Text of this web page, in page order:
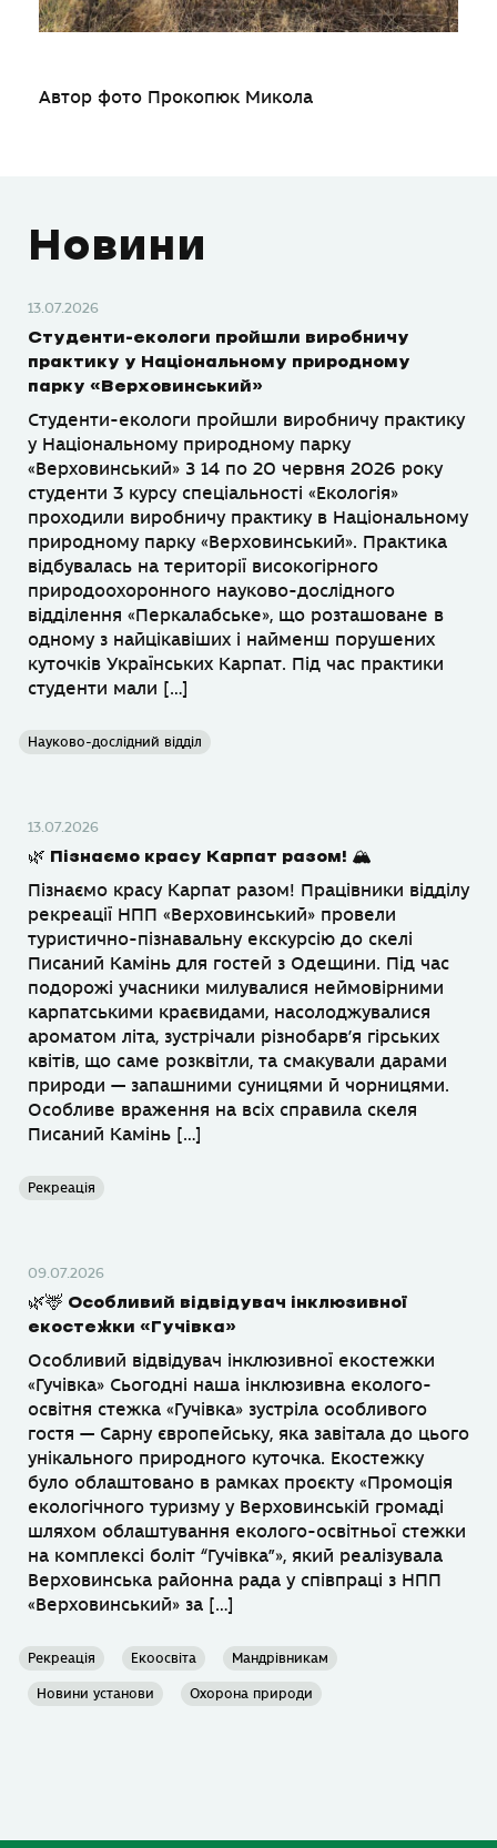
Автор фото Прокопюк Микола
Новини
13.07.2026
Студенти-екологи пройшли виробничу
практику у Національному природному
парку «Верховинський»
Студенти-екологи пройшли виробничу практику
у Національному природному парку
«Верховинський» З 14 по 20 червня 2026 року
студенти 3 курсу спеціальності «Екологія»
проходили виробничу практику в Національному
природному парку «Верховинський». Практика
відбувалась на території високогірного
природоохоронного науково-дослідного
відділення «Перкалабське», що розташоване в
одному з найцікавіших і найменш порушених
куточків Українських Карпат. Під час практики
студенти мали […]
Науково-дослідний відділ
13.07.2026
🌿 Пізнаємо красу Карпат разом! 🏔
Пізнаємо красу Карпат разом! Працівники відділу
рекреації НПП «Верховинський» провели
туристично-пізнавальну екскурсію до скелі
Писаний Камінь для гостей з Одещини. Під час
подорожі учасники милувалися неймовірними
карпатськими краєвидами, насолоджувалися
ароматом літа, зустрічали різнобарв’я гірських
квітів, що саме розквітли, та смакували дарами
природи — запашними суницями й чорницями.
Особливе враження на всіх справила скеля
Писаний Камінь […]
Рекреація
09.07.2026
🌿🦌 Особливий відвідувач інклюзивної
екостежки «Гучівка»
Особливий відвідувач інклюзивної екостежки
«Гучівка» Сьогодні наша інклюзивна еколого-
освітня стежка «Гучівка» зустріла особливого
гостя — Сарну європейську, яка завітала до цього
унікального природного куточка. Екостежку
було облаштовано в рамках проєкту «Промоція
екологічного туризму у Верховинській громаді
шляхом облаштування еколого-освітньої стежки
на комплексі боліт “Гучівка”», який реалізувала
Верховинська районна рада у співпраці з НПП
«Верховинський» за […]
Рекреація Екоосвіта Мандрівникам
Новини установи Охорона природи